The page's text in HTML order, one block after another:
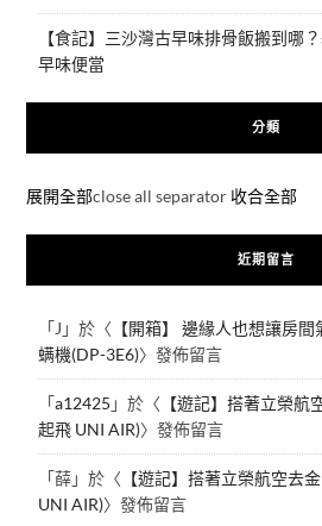
【食記】三沙灣古早味排骨飯搬到哪
早味便當
分類
展開全部close all separator 收合全部
近期留言
「J 」於〈 【開箱】 邊緣人也想讓房
螨機(DP-3E6)〉發佈留言
「a12425 」於〈 【遊記】搭著立榮航
起飛 UNI AIR)〉發佈留言
「薛」於〈 【遊記】搭著立榮航空去
UNI AIR)〉發佈留言